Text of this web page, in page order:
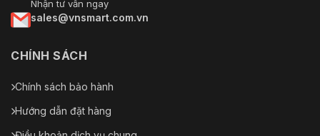
Nhận tư vấn ngay
sales@vnsmart.com.vn
CHÍNH SÁCH
Chính sách bảo hành
Hướng dẫn đặt hàng